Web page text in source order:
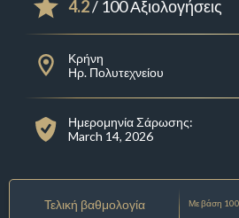
4.2/ 100 Αξιολογήσεις
Κρήνη
Ηρ. Πολυτεχνείου
Ημερομηνία Σάρωσης:
March 14, 2026
Τελική βαθμολογία Με βάση 100